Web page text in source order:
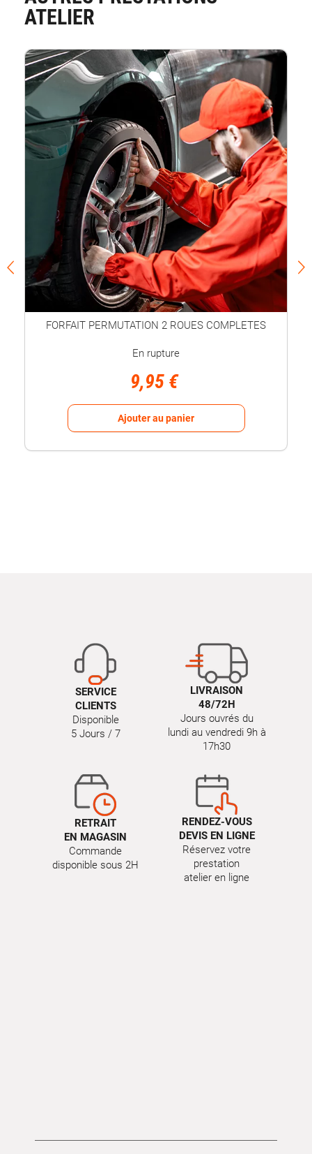
ATELIER
FORFAIT PERMUTATION 2 ROUES COMPLETES
En rupture
9,95 €
Ajouter au panier
SERVICE
CLIENTS
Disponible
5 Jours / 7
LIVRAISON
48/72H
Jours ouvrés du
lundi au vendredi 9h à
17h30
RETRAIT
EN MAGASIN
Commande
disponible sous 2H
RENDEZ-VOUS
DEVIS EN LIGNE
Réservez votre
prestation
atelier en ligne